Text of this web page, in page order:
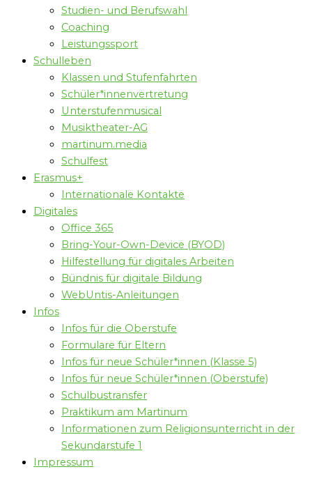
Studien- und Berufswahl
Coaching
Leistungssport
Schulleben
Klassen und Stufenfahrten
Schüler*innenvertretung
Unterstufenmusical
Musiktheater-AG
martinum.media
Schulfest
Erasmus+
Internationale Kontakte
Digitales
Office 365
Bring-Your-Own-Device (BYOD)
Hilfestellung für digitales Arbeiten
Bündnis für digitale Bildung
WebUntis-Anleitungen
Infos
Infos für die Oberstufe
Formulare für Eltern
Infos für neue Schüler*innen (Klasse 5)
Infos für neue Schüler*innen (Oberstufe)
Schulbustransfer
Praktikum am Martinum
Informationen zum Religionsunterricht in der
Sekundarstufe 1
Impressum